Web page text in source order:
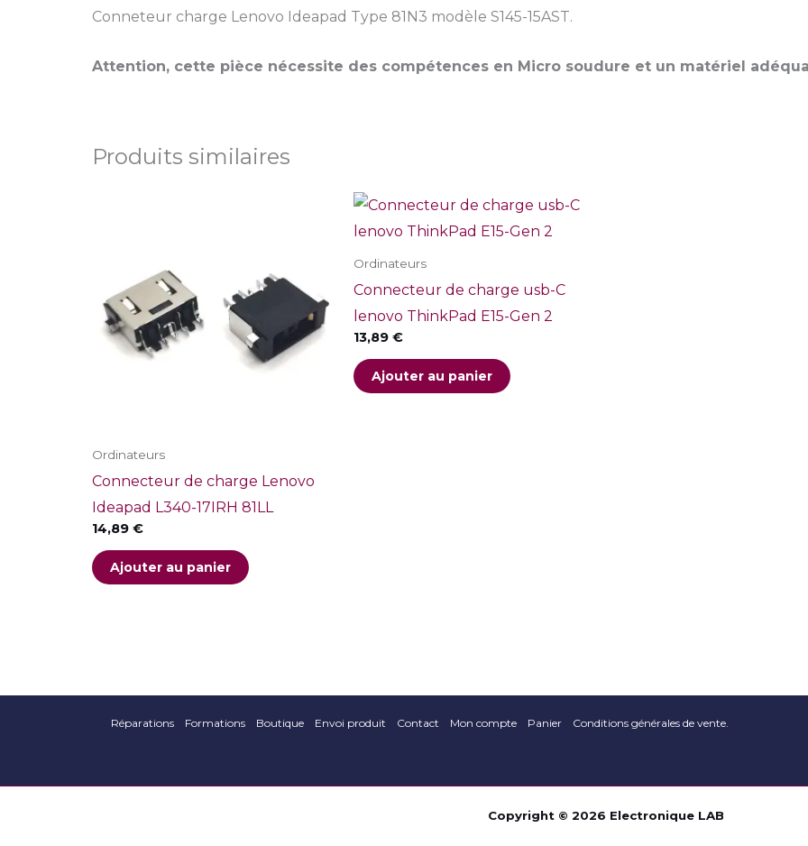
Conneteur charge Lenovo Ideapad Type 81N3 modèle S145-15AST.
Attention, cette pièce nécessite des compétences en Micro soudure et un matériel
Produits similaires
Ordinateurs
Connecteur de charge Lenovo
Ideapad L340-17IRH 81LL
14,89 €
Ajouter au panier
Ordinateurs
Connecteur de charge usb-C
lenovo ThinkPad E15-Gen 2
13,89 €
Ajouter au panier
Réparations Formations Boutique Envoi produit Contact Mon compte Panier Conditions générales de vente.
Copyright © 2026 Electronique LAB